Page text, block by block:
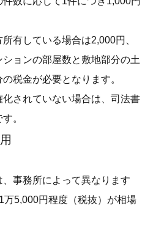
有している場合は2,000円、
ョンの部屋数と敷地部分の土
税金が必要となります。
されていない場合は、司法書
。
事務所によって異なります
万5,000円程度（税抜）が相場